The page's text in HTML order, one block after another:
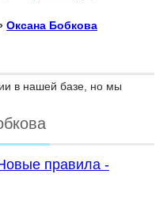
Оксана Бобкова
в нашей базе, но мы
правила -